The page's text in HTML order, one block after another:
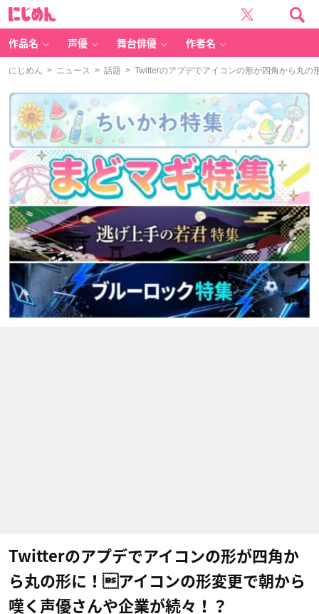
作品名 声優 舞台俳優 作者名
にじめん > ニュース > 話題 > Twitterのアプデでアイコンの形が四角から丸の
Twitterのアプデでアイコンの形が四角か
ら丸の形に！アイコンの形変更で朝から
嘆く声優さんや企業が続々！？